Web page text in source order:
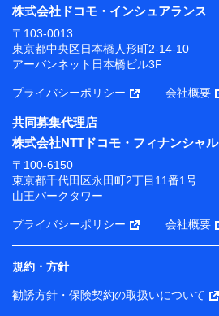
株式会社ドコモ・インシュアランス
〒103-0013
東京都中央区日本橋人形町2-14-10
アーバンネット日本橋ビル3F
プライバシーポリシー 会社概要
共同募集代理店
株式会社NTTドコモ・フィナンシャ
〒100-6150
東京都千代田区永田町2丁目11番1号
山王パークタワー
プライバシーポリシー 会社概要
規約・方針
勧誘方針・保険契約の取扱いについて